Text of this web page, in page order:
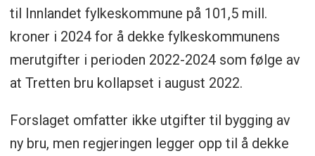
til Innlandet fylkeskommune på 101,5 mill.
kroner i 2024 for å dekke fylkeskommunens
merutgifter i perioden 2022-2024 som følge av
at Tretten bru kollapset i august 2022.
Forslaget omfatter ikke utgifter til bygging av
ny bru, men regjeringen legger opp til å dekke